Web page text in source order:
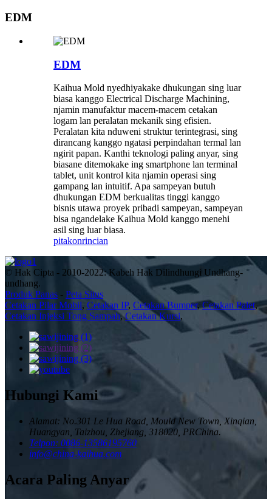
EDM
EDM
Kaihua Mold nyedhiyakake dhukungan sing luar
biasa kanggo Electrical Discharge Machining,
njamin manufaktur macem-macem cetakan
logam lan peralatan mekanik sing efisien.
Peralatan kita nduweni struktur terintegrasi, sing
dirancang kanggo ngatasi perpindahan termal lan
ngirit papan. Kanthi teknologi paling anyar, sing
biasane ditemokake ing smartphone lan terminal
tablet, unit kontrol kita njamin operasi sing
gampang lan intuitif. Apa sampeyan butuh
dhukungan EDM berkualitas tinggi kanggo
bisnis utawa proyek pribadi sampeyan, sampeyan
bisa ngandelake Kaihua Mold kanggo menehi
asil sing luar biasa.
pitakonrincian
© Hak Cipta - 2010-2022: Kabeh Hak Dilindhungi Undhang-
undhang.
Produk Panas - Peta Situs
Cetakan Pilar Mobil, Cetakan IP, Cetakan Bumper, Cetakan Palet,
Cetakan Injeksi Tong Sampah,Cetakan Kursi,
Hubungi Kami
Alamat: No.301 Le Hua Road, Mould New Town, Xinqian,
Huangyan, Taizhou, Zhejiang, 318020, PRChina.
Telpon: 0086-13586195760
info@china-kaihua.com
Acara Paling Anyar